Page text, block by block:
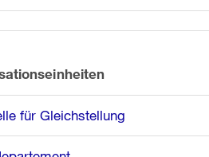
für Gleichstellung